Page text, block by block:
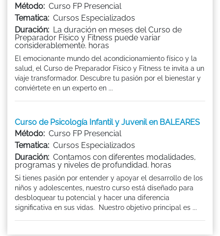
Método: Curso FP Presencial
Tematica: Cursos Especializados
Duración: La duración en meses del Curso de
Preparador Físico y Fitness puede variar
considerablemente. horas
El emocionante mundo del acondicionamiento físico y la
salud, el Curso de Preparador Físico y Fitness te invita a un
viaje transformador. Descubre tu pasión por el bienestar y
conviértete en un experto en ...
Curso de Psicología Infantil y Juvenil en BALEARES
Método: Curso FP Presencial
Tematica: Cursos Especializados
Duración: Contamos con diferentes modalidades,
programas y niveles de profundidad. horas
Si tienes pasión por entender y apoyar el desarrollo de los
niños y adolescentes, nuestro curso está diseñado para
desbloquear tu potencial y hacer una diferencia
significativa en sus vidas. Nuestro objetivo principal es ...